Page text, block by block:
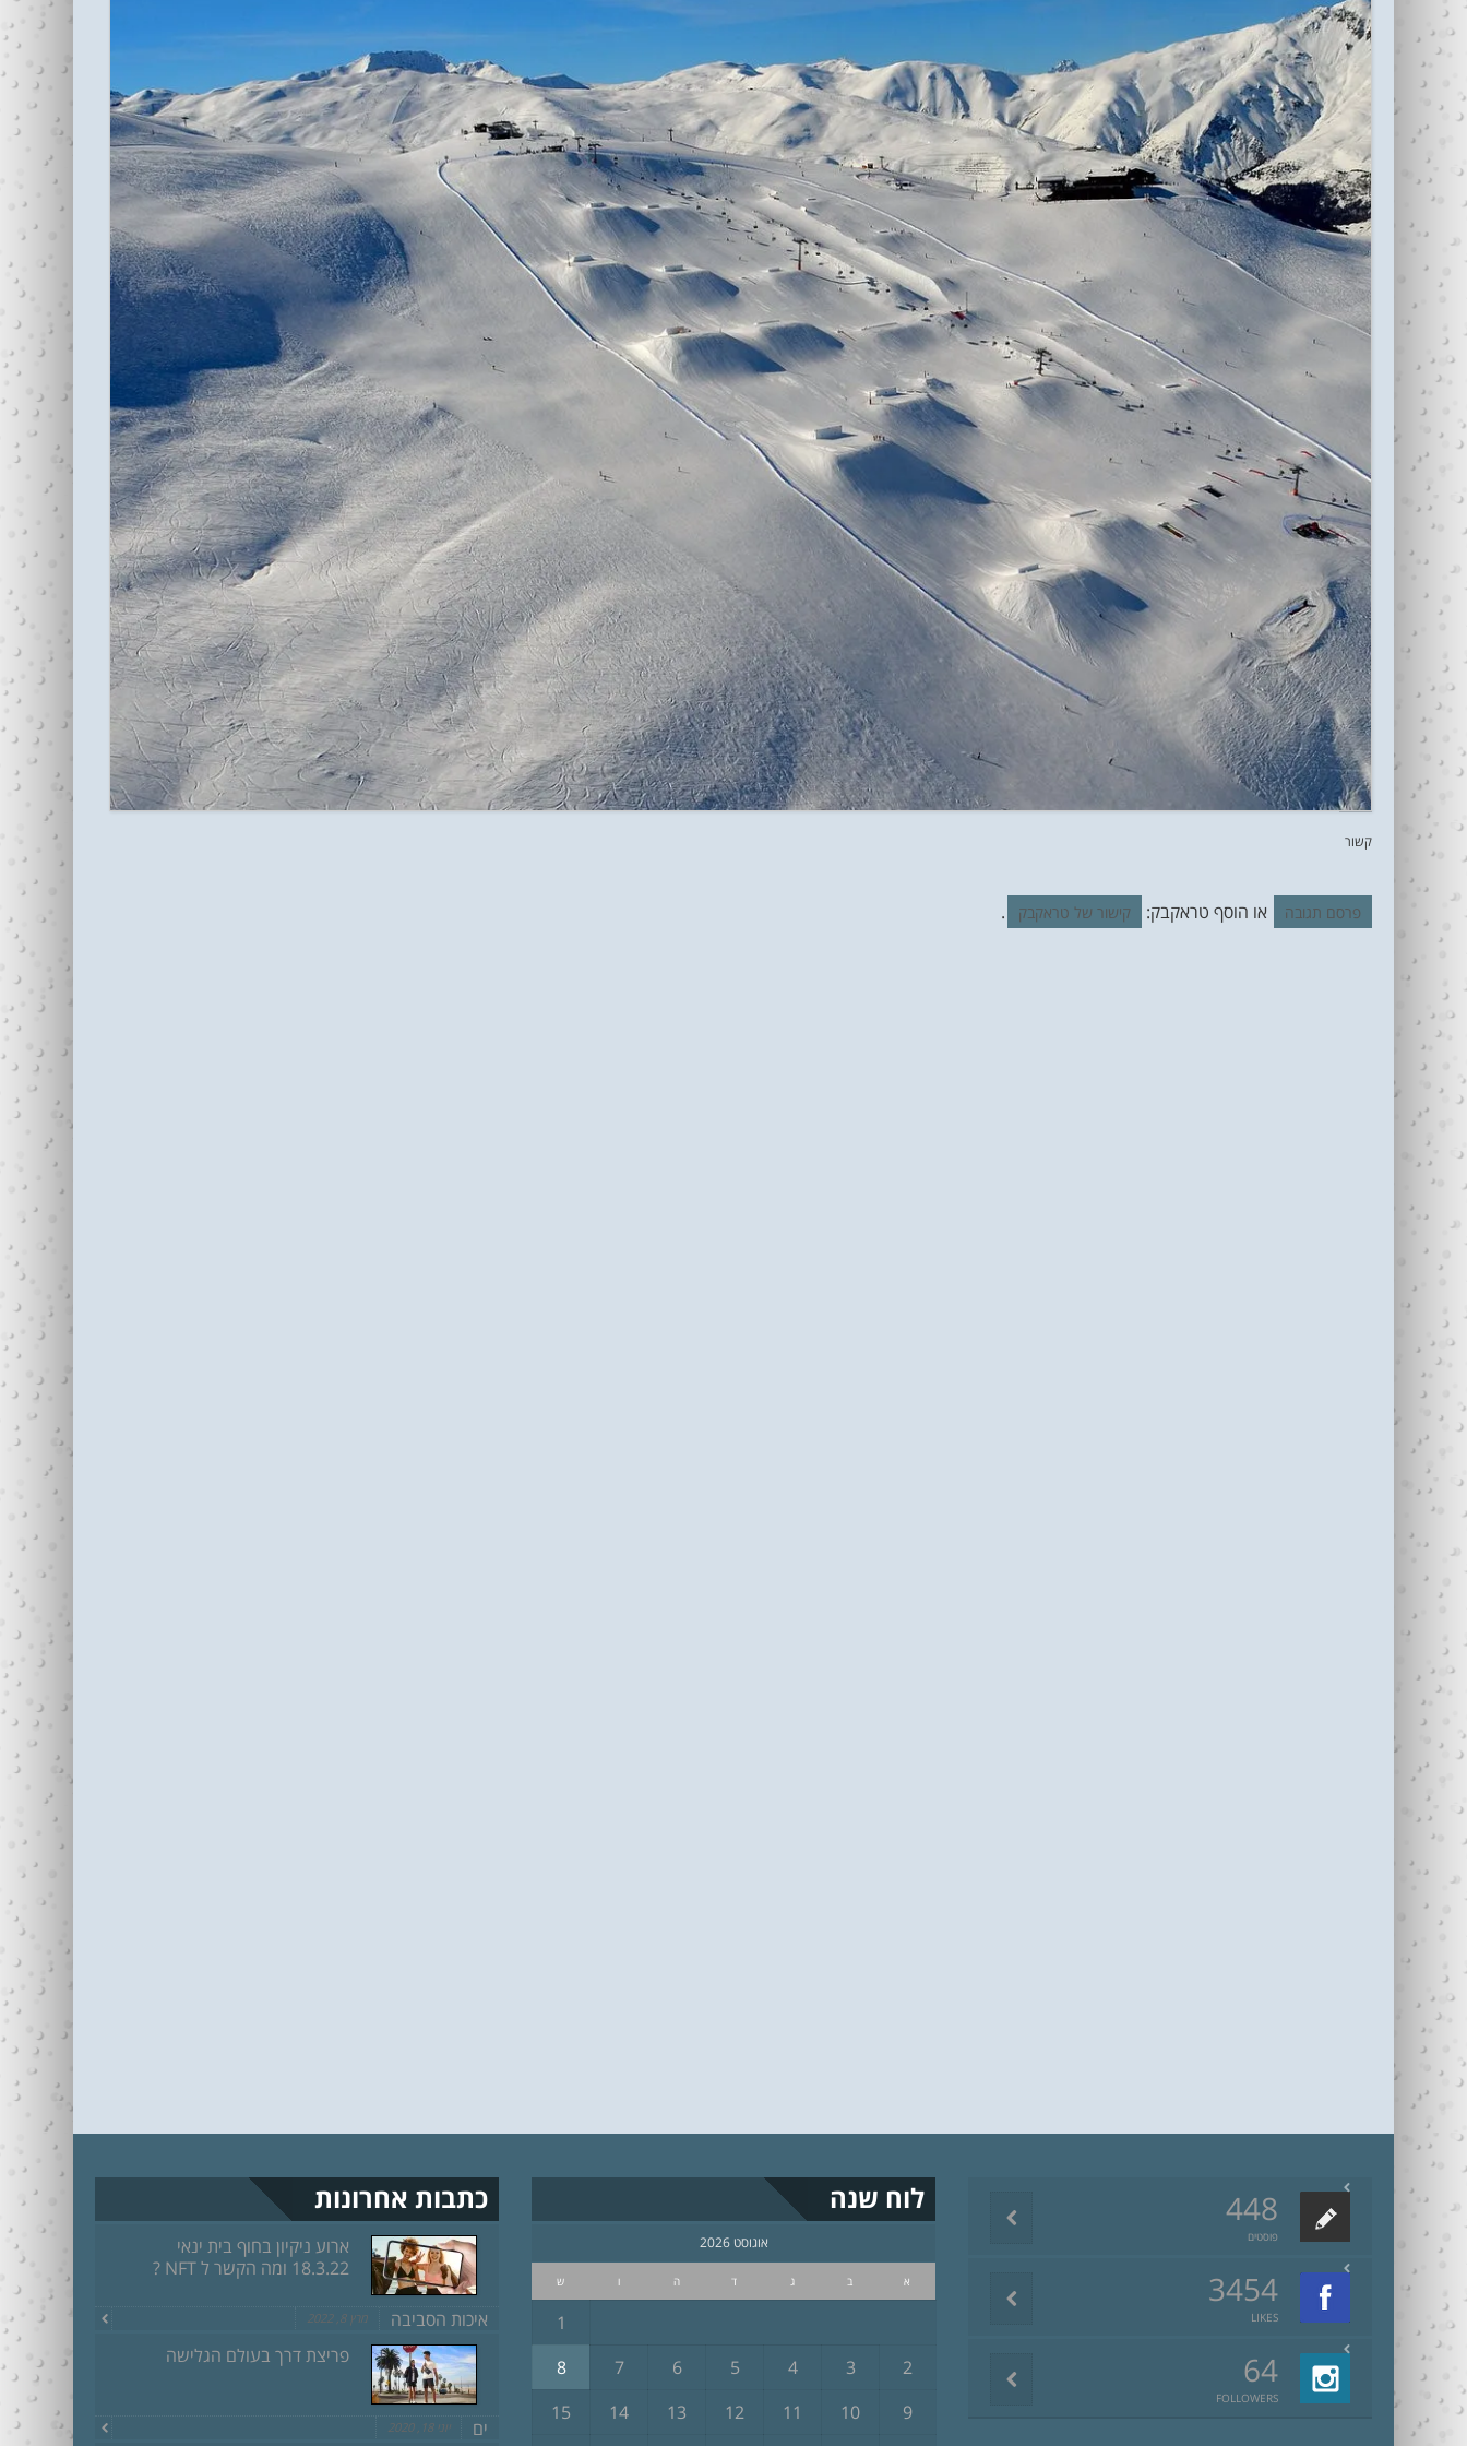
קשור
פרסם תגובה או הוסף טראקבק: קישור של טראקבק .
448
פוסטים
3454
LIKES
64
FOLLOWERS
לוח שנה
אוגוסט 2026
א ב ג ד ה ו ש
1
2
3
4
5
6
7
8
9
10
11
12
13
14
15
כתבות אחרונות
ארוע ניקיון בחוף בית ינאי
18.3.22 ומה הקשר ל NFT ?
איכות הסביבה מרץ 8, 2022
פריצת דרך בעולם הגלישה
ים יוני 18, 2020